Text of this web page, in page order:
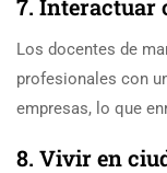
7. Interactuar
Los docentes de
profesionales con
empresas, lo que
8. Vivir en